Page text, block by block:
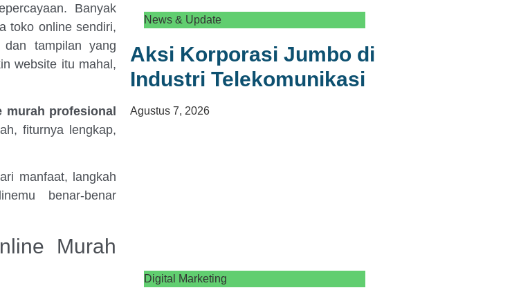
Banyak
toko online sendiri,
tampilan yang
website itu mahal,
murah profesional
fiturnya lengkap,
manfaat, langkah
benar-benar
Murah
News & Update
Aksi Korporasi Jumbo di
Industri Telekomunikasi
Agustus 7, 2026
Digital Marketing